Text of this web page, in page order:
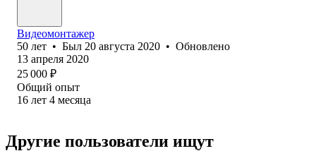
Видеомонтажер
50 лет • Был 20 августа 2020 • Обновлено
13 апреля 2020
25 000 ₽
Общий опыт
16 лет 4 месяца
Другие пользователи ищут